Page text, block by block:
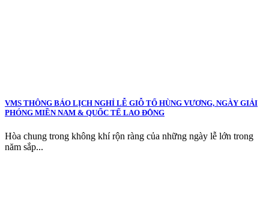
VMS THÔNG BÁO LỊCH NGHỈ LỄ GIỖ TỔ HÙNG VƯƠNG, NGÀY GIẢI
PHÓNG MIỀN NAM & QUỐC TẾ LAO ĐỘNG
Hòa chung trong không khí rộn ràng của những ngày lễ lớn trong
năm sắp...